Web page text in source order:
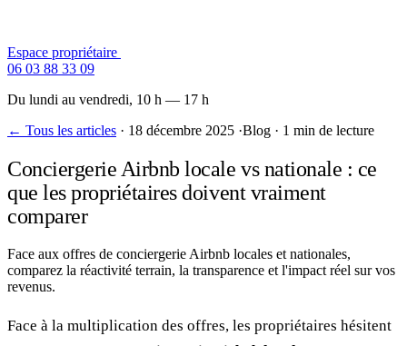
Espace propriétaire
06 03 88 33 09
Du lundi au vendredi, 10 h — 17 h
← Tous les articles · 18 décembre 2025 ·Blog · 1 min de lecture
Conciergerie Airbnb locale vs nationale : ce
que les propriétaires doivent vraiment
comparer
Face aux offres de conciergerie Airbnb locales et nationales,
comparez la réactivité terrain, la transparence et l'impact réel sur vos
revenus.
Face à la multiplication des offres, les propriétaires hésitent